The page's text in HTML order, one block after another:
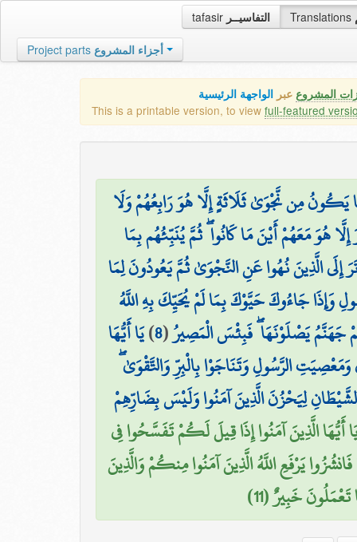
tafasir التفاسيــر Translations
Project parts أجزاء المشروع
المشروع عبر الواجهة الرئيسية
This is a printable version, to view full-featured
يَكُونُ مِن نَّجْوَىٰ ثَلَاثَةٍ إِلَّا هُوَ رَابِعُهُمْ وَلَا
هُوَ مَعَهُمْ أَيْنَ مَا كَانُوا ۖ ثُمَّ يُنَبِّئُهُم بِمَا
إِلَى الَّذِينَ نُهُوا عَنِ النَّجْوَىٰ ثُمَّ يَعُودُونَ لِمَا
وَإِذَا جَاءُوكَ حَيَّوْكَ بِمَا لَمْ يُحَيِّكَ بِهِ اللَّهُ
جَهَنَّمُ يَصْلَوْنَهَا ۖ فَبِئْسَ الْمَصِيرُ(
8
)يَا أَيُّهَا
وَمَعْصِيَتِ الرَّسُولِ وَتَنَاجَوْا بِالْبِرِّ وَالتَّقْوَىٰ
لِيَحْزُنَ الَّذِينَ آمَنُوا وَلَيْسَ بِضَارِّهِمْ
أَيُّهَا الَّذِينَ آمَنُوا إِذَا قِيلَ لَكُمْ تَفَسَّحُوا فِي
يَرْفَعِ اللَّهُ الَّذِينَ آمَنُوا مِنكُمْ وَالَّذِينَ
خَبِيرٌ (11)